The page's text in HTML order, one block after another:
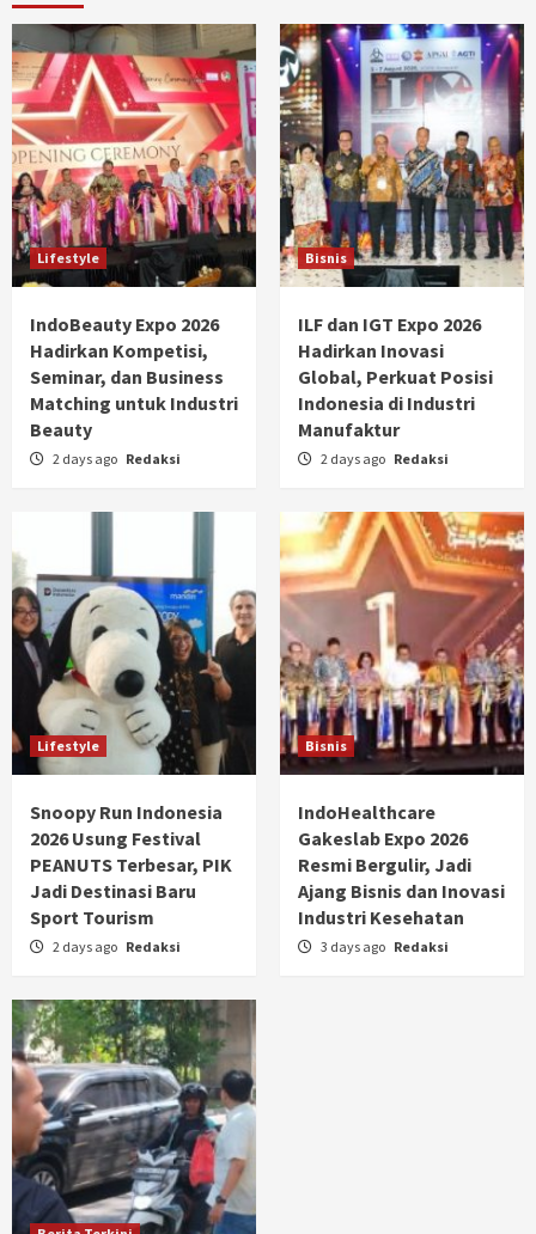
Lifestyle
IndoBeauty Expo 2026
Hadirkan Kompetisi,
Seminar, dan Business
Matching untuk Industri
Beauty
2 days ago Redaksi
Bisnis
ILF dan IGT Expo 2026
Hadirkan Inovasi
Global, Perkuat Posisi
Indonesia di Industri
Manufaktur
2 days ago Redaksi
Lifestyle
Snoopy Run Indonesia
2026 Usung Festival
PEANUTS Terbesar, PIK
Jadi Destinasi Baru
Sport Tourism
2 days ago Redaksi
Bisnis
IndoHealthcare
Gakeslab Expo 2026
Resmi Bergulir, Jadi
Ajang Bisnis dan Inovasi
Industri Kesehatan
3 days ago Redaksi